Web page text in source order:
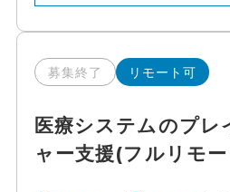
募集終了 リモート可
医療システムのプレ
ャー支援(フルリモ